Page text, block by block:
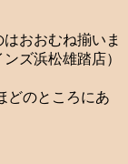
おおむね揃いま
ズ浜松雄踏店）
どのところにあ